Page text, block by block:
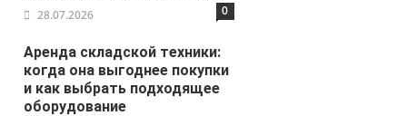
28.07.2026 0
Аренда складской техники:
когда она выгоднее покупки
и как выбрать подходящее
оборудование